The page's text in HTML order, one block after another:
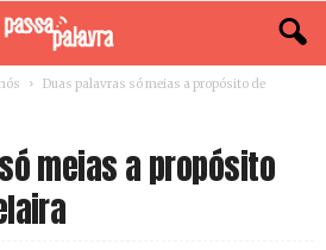
Duas palavras só meias a propósito de
meias a propósito